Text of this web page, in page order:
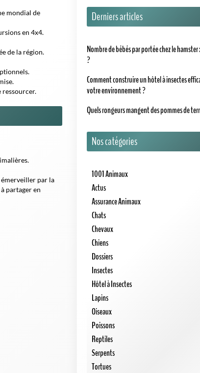
mondial de
en 4x4.
de la région.
ressourcer.
émerveiller par la
partager en
Derniers articles
Nombre de bébés par portée chez le
?
Comment construire un hôtel à insectes
votre environnement ?
Quels rongeurs mangent des pommes de
Nos catégories
1001 Animaux
Actus
Assurance Animaux
Chats
Chevaux
Chiens
Dossiers
Insectes
Hôtel à Insectes
Lapins
Oiseaux
Poissons
Reptiles
Serpents
Tortues